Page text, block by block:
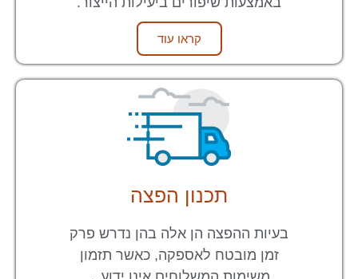
קראו עוד
תכנון הפצה
בעיות ההפצה הן אלה בהן נדרש פרק
זמן מובטח לאספקה, כאשר תזמון